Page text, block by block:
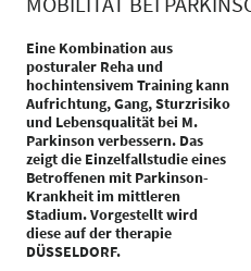
Eine Kombination aus
posturaler Reha und
hochintensivem Training kann
Aufrichtung, Gang, Sturzrisiko
und Lebensqualität bei M.
Parkinson verbessern. Das
zeigt die Einzelfallstudie eines
Betroffenen mit Parkinson-
Krankheit im mittleren
Stadium. Vorgestellt wird
diese auf der therapie
DÜSSELDORF.